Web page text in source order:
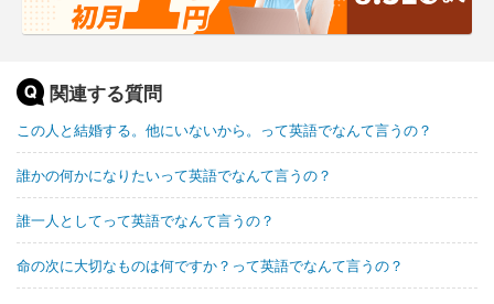
関連する質問
この人と結婚する。他にいないから。って英語でなんて言うの？
誰かの何かになりたいって英語でなんて言うの？
誰一人としてって英語でなんて言うの？
命の次に大切なものは何ですか？って英語でなんて言うの？